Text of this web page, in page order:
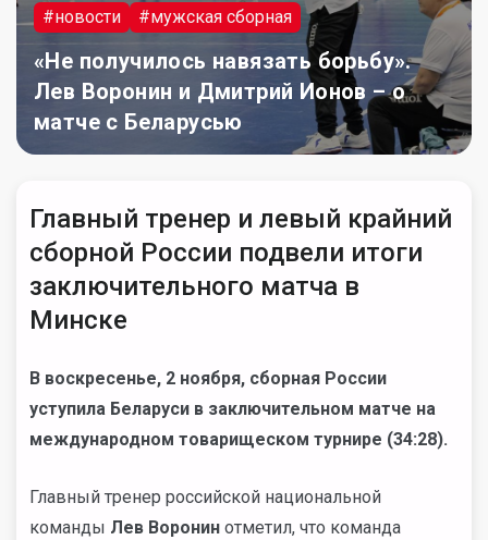
#новости
#мужская сборная
«Не получилось навязать борьбу».
Лев Воронин и Дмитрий Ионов – о
матче с Беларусью
Главный тренер и левый крайний
сборной России подвели итоги
заключительного матча в
Минске
В воскресенье, 2 ноября, сборная России
уступила Беларуси в заключительном матче на
международном товарищеском турнире (34:28).
Главный тренер российской национальной
команды Лев Воронин отметил, что команда